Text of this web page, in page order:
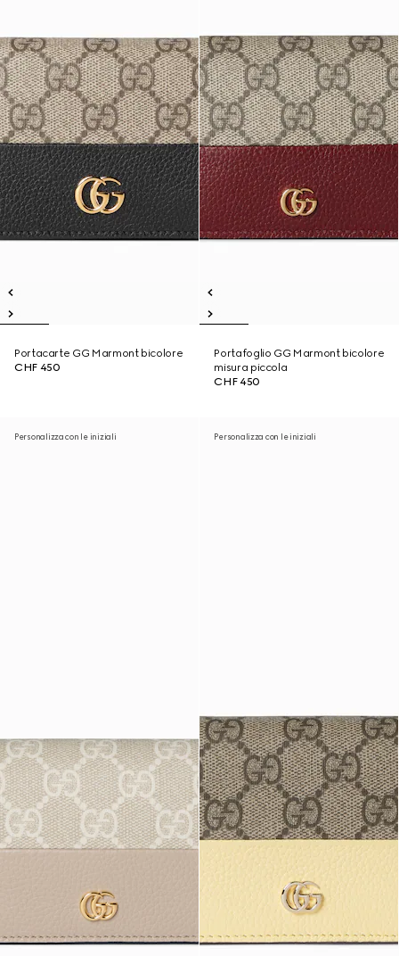
Portacarte GG Marmont bicolore
CHF 450
Portafoglio GG Marmont bicolore
misura piccola
CHF 450
Personalizza con le iniziali Personalizza con le iniziali